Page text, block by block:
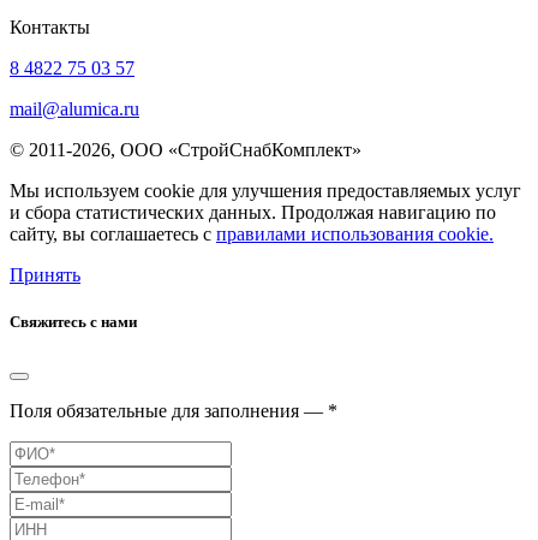
Контакты
8 4822 75 03 57
mail@alumica.ru
© 2011-2026, ООО «СтройСнабКомплект»
Мы используем cookie для улучшения предоставляемых услуг
и сбора статистических данных. Продолжая навигацию по
сайту, вы соглашаетесь с правилами использования cookie.
Принять
Свяжитесь с нами
Поля обязательные для заполнения — *